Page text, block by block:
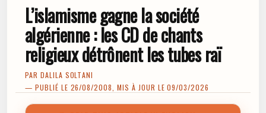
L’islamisme gagne la société
algérienne : les CD de chants
religieux détrônent les tubes raï
PAR DALILA SOLTANI
— PUBLIÉ LE 26/08/2008, MIS À JOUR LE 09/03/2026